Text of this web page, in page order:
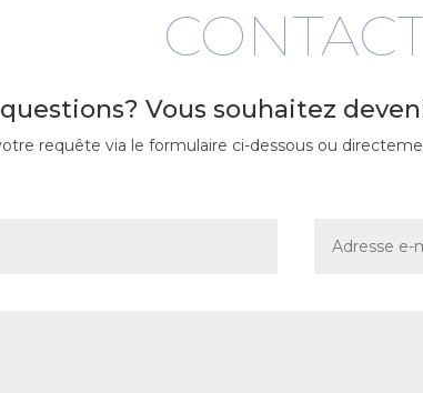
Vous souhaitez
requête via le formulaire ci-dessous ou